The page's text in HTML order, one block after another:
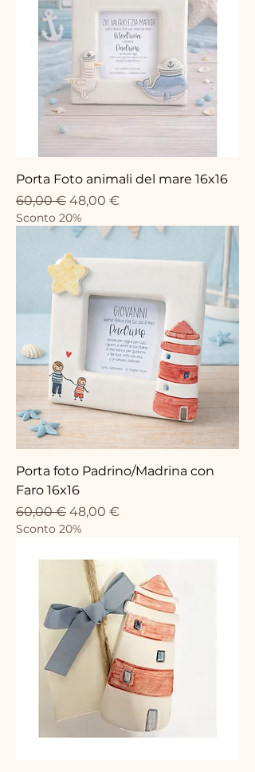
Porta Foto animali del mare 16x16
Standardpreis
60,00 € Sale-Preis
48,00 €
Sconto 20%
Porta foto Padrino/Madrina con
Faro 16x16
Standardpreis
60,00 € Sale-Preis
48,00 €
Sconto 20%